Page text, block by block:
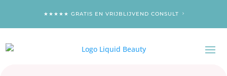
★★★★★ GRATIS EN VRIJBLIJVEND CONSULT